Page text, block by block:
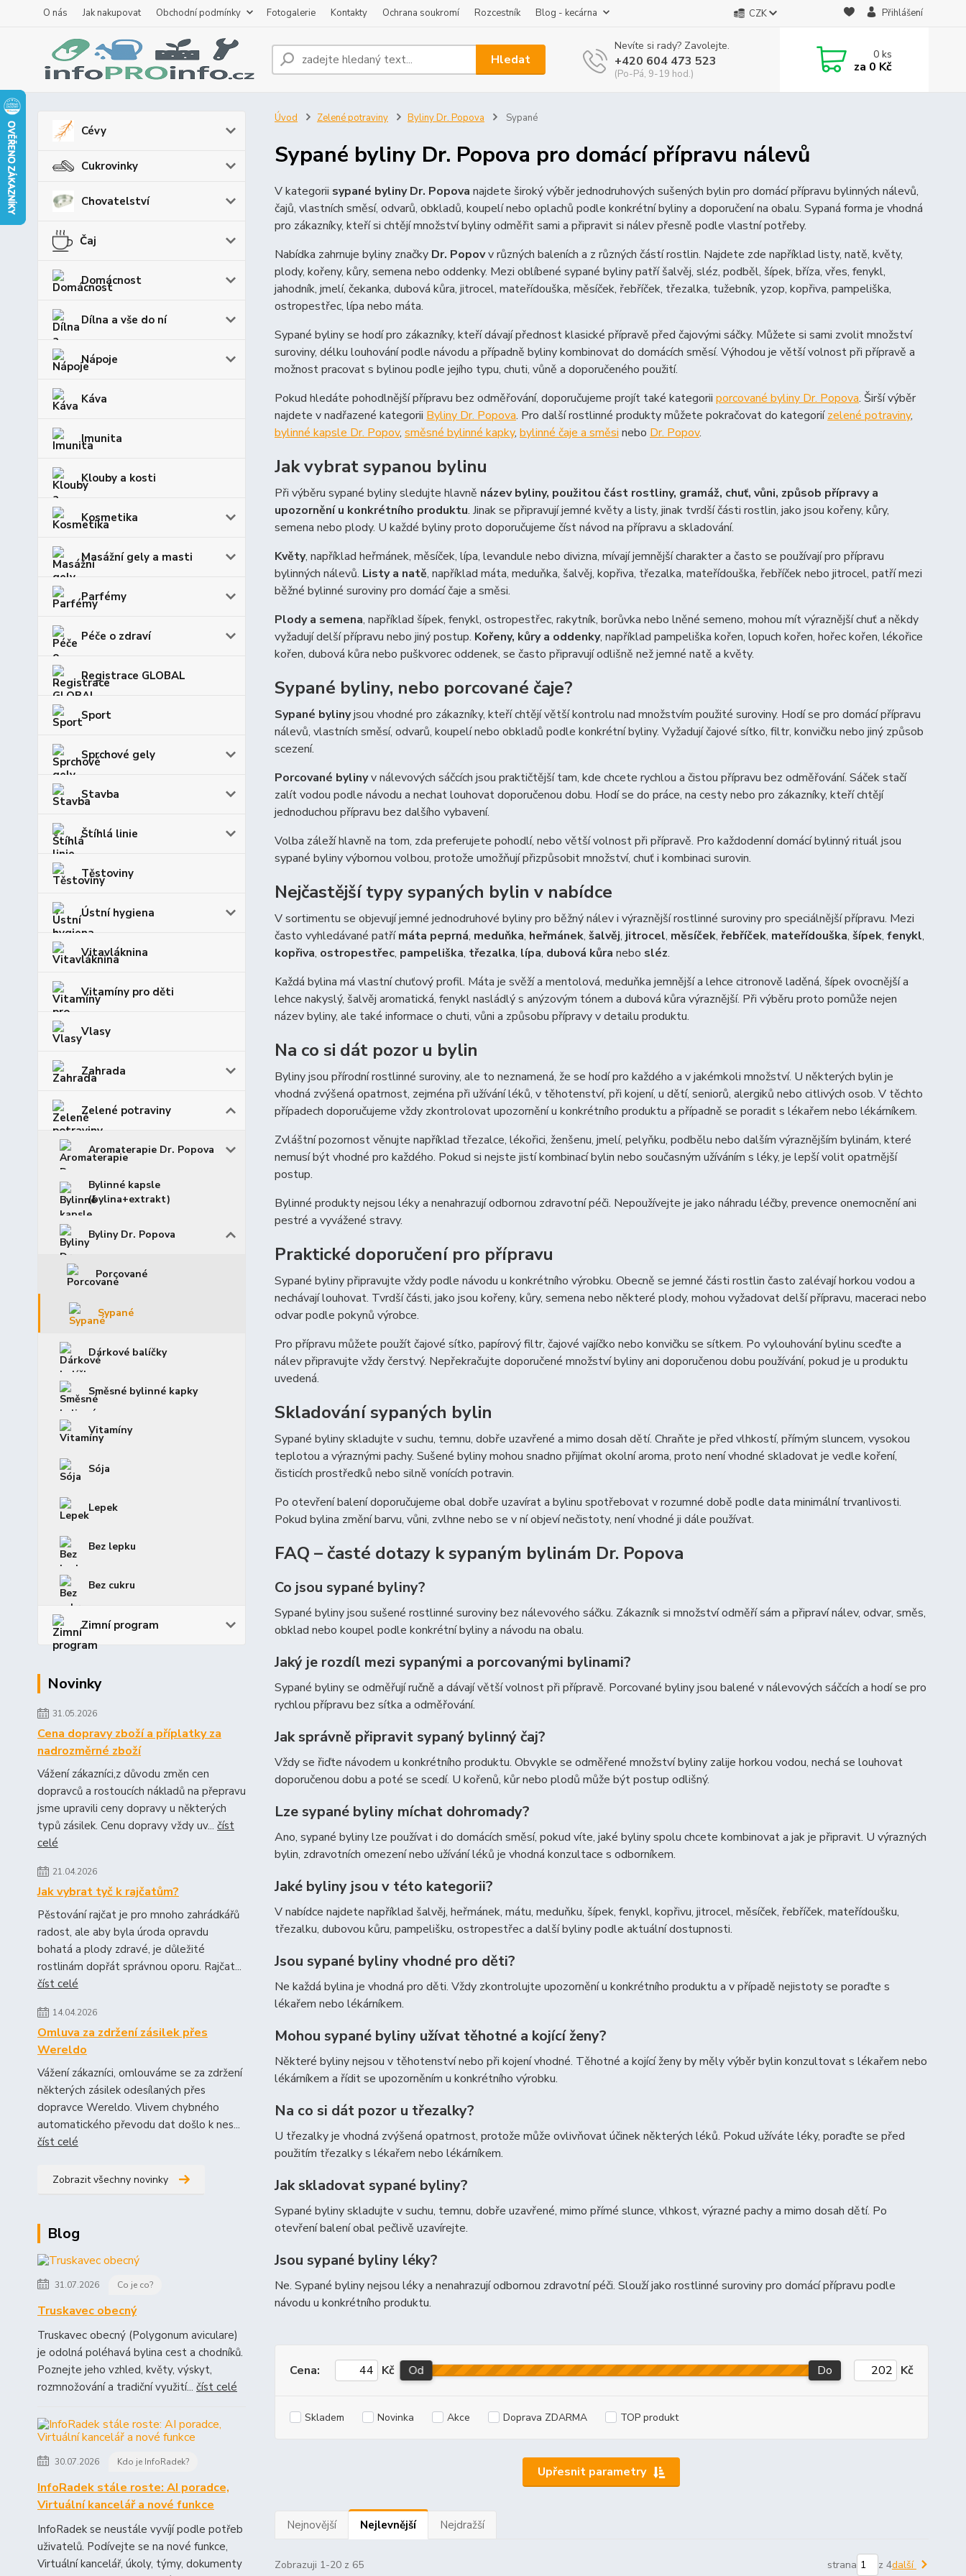
O nás Jak nakupovat Obchodní podmínky Fotogalerie Kontakty Ochrana soukromí Rozcestník Blog - kecárna CZK Přihlášení
Hledat
Nevíte si rady? Zavolejte.
+420 604 473 523
(Po-Pá, 9-19 hod.)
0ks
za 0 Kč
Cévy
Cukrovinky
Chovatelství
Čaj
Domácnost
Dílna a vše do ní
Nápoje
Káva
Imunita
Klouby a kosti
Kosmetika
Masážní gely a masti
Parfémy
Péče o zdraví
Registrace GLOBAL
Sport
Sprchové gely
Stavba
Štíhlá linie
Těstoviny
Ústní hygiena
Vitavláknina
Vitamíny pro děti
Vlasy
Zahrada
Zelené potraviny
Aromaterapie Dr. Popova
Bylinné kapsle
(bylina+extrakt)
Byliny Dr. Popova
Porcované
Sypané
Dárkové balíčky
Směsné bylinné kapky
Vitamíny
Sója
Lepek
Bez lepku
Bez cukru
Zimní program
Novinky
31.05.2026
Cena dopravy zboží a příplatky za
nadrozměrné zboží
Vážení zákazníci,z důvodu změn cen
dopravců a rostoucích nákladů na přepravu
jsme upravili ceny dopravy u některých
typů zásilek. Cenu dopravy vždy uv... číst
celé
21.04.2026
Jak vybrat tyč k rajčatům?
Pěstování rajčat je pro mnoho zahrádkářů
radost, ale aby byla úroda opravdu
bohatá a plody zdravé, je důležité
rostlinám dopřát správnou oporu. Rajčat...
číst celé
14.04.2026
Omluva za zdržení zásilek přes
Wereldo
Vážení zákazníci, omlouváme se za zdržení
některých zásilek odesílaných přes
dopravce Wereldo. Vlivem chybného
automatického převodu dat došlo k nes...
číst celé
Zobrazit všechny novinky
Blog
31.07.2026 Co je co?
Truskavec obecný
Truskavec obecný (Polygonum aviculare)
je odolná poléhavá bylina cest a chodníků.
Poznejte jeho vzhled, květy, výskyt,
rozmnožování a tradiční využití... číst celé
30.07.2026 Kdo je InfoRadek?
InfoRadek stále roste: AI poradce,
Virtuální kancelář a nové funkce
InfoRadek se neustále vyvíjí podle potřeb
uživatelů. Podívejte se na nové funkce,
Virtuální kancelář, úkoly, týmy, dokumenty
Úvod Zelené potraviny Byliny Dr. Popova Sypané
Sypané byliny Dr. Popova pro domácí přípravu nálevů
V kategorii sypané byliny Dr. Popova najdete široký výběr jednodruhových sušených bylin pro domácí přípravu bylinných nálevů,
čajů, vlastních směsí, odvarů, obkladů, koupelí nebo oplachů podle konkrétní byliny a doporučení na obalu. Sypaná forma je vhodná
pro zákazníky, kteří si chtějí množství byliny odměřit sami a připravit si nálev přesně podle vlastní potřeby.
Nabídka zahrnuje byliny značky Dr. Popovv různých baleních a z různých částí rostlin. Najdete zde například listy, natě, květy,
plody, kořeny, kůry, semena nebo oddenky. Mezi oblíbené sypané byliny patří šalvěj, sléz, podběl, šípek, bříza, vřes, fenykl,
jahodník, jmelí, čekanka, dubová kůra, jitrocel, mateřídouška, měsíček, řebříček, třezalka, tužebník, yzop, kopřiva, pampeliška,
ostropestřec, lípa nebo máta.
Sypané byliny se hodí pro zákazníky, kteří dávají přednost klasické přípravě před čajovými sáčky. Můžete si sami zvolit množství
suroviny, délku louhování podle návodu a případně byliny kombinovat do domácích směsí. Výhodou je větší volnost při přípravě a
možnost pracovat s bylinou podle jejího typu, chuti, vůně a doporučeného použití.
Pokud hledáte pohodlnější přípravu bez odměřování, doporučujeme projít také kategorii porcované byliny Dr. Popova. Širší výběr
najdete v nadřazené kategorii Byliny Dr. Popova. Pro další rostlinné produkty můžete pokračovat do kategoriízelené potraviny,
bylinné kapsle Dr. Popov, směsné bylinné kapky, bylinné čaje a směsi nebo Dr. Popov.
Jak vybrat sypanou bylinu
Při výběru sypané byliny sledujte hlavně název byliny, použitou část rostliny, gramáž, chuť, vůni, způsob přípravy a
upozornění u konkrétního produktu. Jinak se připravují jemné květy a listy, jinak tvrdší části rostlin, jako jsou kořeny, kůry,
semena nebo plody. U každé byliny proto doporučujeme číst návod na přípravu a skladování.
Květy, například heřmánek, měsíček, lípa, levandule nebo divizna, mívají jemnější charakter a často se používají pro přípravu
bylinných nálevů. Listy a natě, například máta, meduňka, šalvěj, kopřiva, třezalka, mateřídouška, řebříček nebo jitrocel, patří mezi
běžné bylinné suroviny pro domácí čaje a směsi.
Plody a semena, například šípek, fenykl, ostropestřec, rakytník, borůvka nebo lněné semeno, mohou mít výraznější chuť a někdy
vyžadují delší přípravu nebo jiný postup. Kořeny, kůry a oddenky, například pampeliška kořen, lopuch kořen, hořec kořen, lékořice
kořen, dubová kůra nebo puškvorec oddenek, se často připravují odlišně než jemné natě a květy.
Sypané byliny, nebo porcované čaje?
Sypané bylinyjsou vhodné pro zákazníky, kteří chtějí větší kontrolu nad množstvím použité suroviny. Hodí se pro domácí přípravu
nálevů, vlastních směsí, odvarů, koupelí nebo obkladů podle konkrétní byliny. Vyžadují čajové sítko, filtr, konvičku nebo jiný způsob
scezení.
Porcované bylinyv nálevových sáčcích jsou praktičtější tam, kde chcete rychlou a čistou přípravu bez odměřování. Sáček stačí
zalít vodou podle návodu a nechat louhovat doporučenou dobu. Hodí se do práce, na cesty nebo pro zákazníky, kteří chtějí
jednoduchou přípravu bez dalšího vybavení.
Volba záleží hlavně na tom, zda preferujete pohodlí, nebo větší volnost při přípravě. Pro každodenní domácí bylinný rituál jsou
sypané byliny výbornou volbou, protože umožňují přizpůsobit množství, chuť i kombinaci surovin.
Nejčastější typy sypaných bylin v nabídce
V sortimentu se objevují jemné jednodruhové byliny pro běžný nálev i výraznější rostlinné suroviny pro speciálnější přípravu. Mezi
často vyhledávané patřímáta peprná, meduňka, heřmánek, šalvěj, jitrocel, měsíček, řebříček, mateřídouška, šípek, fenykl,
kopřiva, ostropestřec, pampeliška, třezalka, lípa, dubová kůra nebo sléz.
Každá bylina má vlastní chuťový profil. Máta je svěží a mentolová, meduňka jemnější a lehce citronově laděná, šípek ovocnější a
lehce nakyslý, šalvěj aromatická, fenykl nasládlý s anýzovým tónem a dubová kůra výraznější. Při výběru proto pomůže nejen
název byliny, ale také informace o chuti, vůni a způsobu přípravy v detailu produktu.
Na co si dát pozor u bylin
Byliny jsou přírodní rostlinné suroviny, ale to neznamená, že se hodí pro každého a v jakémkoli množství. U některých bylin je
vhodná zvýšená opatrnost, zejména při užívání léků, v těhotenství, při kojení, u dětí, seniorů, alergiků nebo citlivých osob. V těchto
případech doporučujeme vždy zkontrolovat upozornění u konkrétního produktu a případně se poradit s lékařem nebo lékárníkem.
Zvláštní pozornost věnujte například třezalce, lékořici, ženšenu, jmelí, pelyňku, podbělu nebo dalším výraznějším bylinám, které
nemusí být vhodné pro každého. Pokud si nejste jistí kombinací bylin nebo současným užíváním s léky, je lepší volit opatrnější
postup.
Bylinné produkty nejsou léky a nenahrazují odbornou zdravotní péči. Nepoužívejte je jako náhradu léčby, prevence onemocnění ani
pestré a vyvážené stravy.
Praktické doporučení pro přípravu
Sypané byliny připravujte vždy podle návodu u konkrétního výrobku. Obecně se jemné části rostlin často zalévají horkou vodou a
nechávají louhovat. Tvrdší části, jako jsou kořeny, kůry, semena nebo některé plody, mohou vyžadovat delší přípravu, maceraci nebo
odvar podle pokynů výrobce.
Pro přípravu můžete použít čajové sítko, papírový filtr, čajové vajíčko nebo konvičku se sítkem. Po vylouhování bylinu sceďte a
nálev připravujte vždy čerstvý. Nepřekračujte doporučené množství byliny ani doporučenou dobu používání, pokud je u produktu
uvedená.
Skladování sypaných bylin
Sypané byliny skladujte v suchu, temnu, dobře uzavřené a mimo dosah dětí. Chraňte je před vlhkostí, přímým sluncem, vysokou
teplotou a výraznými pachy. Sušené byliny mohou snadno přijímat okolní aroma, proto není vhodné skladovat je vedle koření,
čisticích prostředků nebo silně vonících potravin.
Po otevření balení doporučujeme obal dobře uzavírat a bylinu spotřebovat v rozumné době podle data minimální trvanlivosti.
Pokud bylina změní barvu, vůni, zvlhne nebo se v ní objeví nečistoty, není vhodné ji dále používat.
FAQ – časté dotazy k sypaným bylinám Dr. Popova
Co jsou sypané byliny?
Sypané byliny jsou sušené rostlinné suroviny bez nálevového sáčku. Zákazník si množství odměří sám a připraví nálev, odvar, směs,
obklad nebo koupel podle konkrétní byliny a návodu na obalu.
Jaký je rozdíl mezi sypanými a porcovanými bylinami?
Sypané byliny se odměřují ručně a dávají větší volnost při přípravě. Porcované byliny jsou balené v nálevových sáčcích a hodí se pro
rychlou přípravu bez sítka a odměřování.
Jak správně připravit sypaný bylinný čaj?
Vždy se řiďte návodem u konkrétního produktu. Obvykle se odměřené množství byliny zalije horkou vodou, nechá se louhovat
doporučenou dobu a poté se scedí. U kořenů, kůr nebo plodů může být postup odlišný.
Lze sypané byliny míchat dohromady?
Ano, sypané byliny lze používat i do domácích směsí, pokud víte, jaké byliny spolu chcete kombinovat a jak je připravit. U výrazných
bylin, zdravotních omezení nebo užívání léků je vhodná konzultace s odborníkem.
Jaké byliny jsou v této kategorii?
V nabídce najdete například šalvěj, heřmánek, mátu, meduňku, šípek, fenykl, kopřivu, jitrocel, měsíček, řebříček, mateřídoušku,
třezalku, dubovou kůru, pampelišku, ostropestřec a další byliny podle aktuální dostupnosti.
Jsou sypané byliny vhodné pro děti?
Ne každá bylina je vhodná pro děti. Vždy zkontrolujte upozornění u konkrétního produktu a v případě nejistoty se poraďte s
lékařem nebo lékárníkem.
Mohou sypané byliny užívat těhotné a kojící ženy?
Některé byliny nejsou v těhotenství nebo při kojení vhodné. Těhotné a kojící ženy by měly výběr bylin konzultovat s lékařem nebo
lékárníkem a řídit se upozorněním u konkrétního výrobku.
Na co si dát pozor u třezalky?
U třezalky je vhodná zvýšená opatrnost, protože může ovlivňovat účinek některých léků. Pokud užíváte léky, poraďte se před
použitím třezalky s lékařem nebo lékárníkem.
Jak skladovat sypané byliny?
Sypané byliny skladujte v suchu, temnu, dobře uzavřené, mimo přímé slunce, vlhkost, výrazné pachy a mimo dosah dětí. Po
otevření balení obal pečlivě uzavírejte.
Jsou sypané byliny léky?
Ne. Sypané byliny nejsou léky a nenahrazují odbornou zdravotní péči. Slouží jako rostlinné suroviny pro domácí přípravu podle
návodu u konkrétního produktu.
Upřesnit parametry
Cena: Kč Od Do Kč
Skladem Novinka Akce Doprava ZDARMA TOP produkt
Nejnovější Nejlevnější Nejdražší
Zobrazuji 1-20 z 65 strana z 4další